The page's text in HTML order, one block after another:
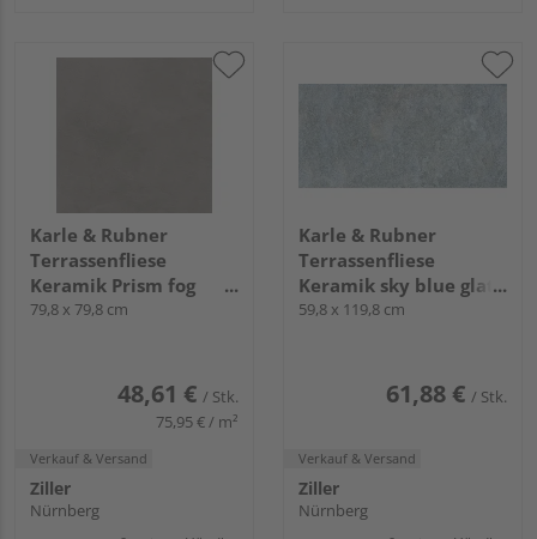
Karle & Rubner
Terrassenfliese
Keramik Prism fog
glatt TERRACON®
79,8 x 79,8 cm
48,61 € / Stk.
75,95 € / m²
Verkauf & Versand
Ziller
Nürnberg
Karle & Rubner
Terrassenfliese
Keramik sky blue glatt
TERRACON® Athos
59,8 x 119,8 cm
61,88 € / Stk.
Verkauf & Versand
Ziller
Nürnberg